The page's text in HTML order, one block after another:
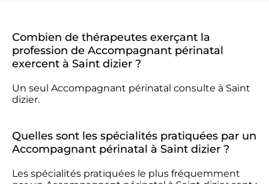
Combien de thérapeutes exerçant la
profession de Accompagnant périnatal
exercent à Saint dizier ?
Un seul Accompagnant périnatal consulte à Saint
dizier.
Quelles sont les spécialités pratiquées par un
Accompagnant périnatal à Saint dizier ?
Les spécialités pratiquées le plus fréquemment